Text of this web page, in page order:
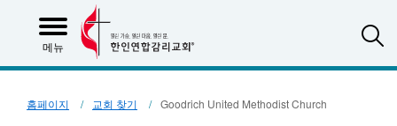
메뉴
홈페이지 교회 찾기 Goodrich United Methodist Church